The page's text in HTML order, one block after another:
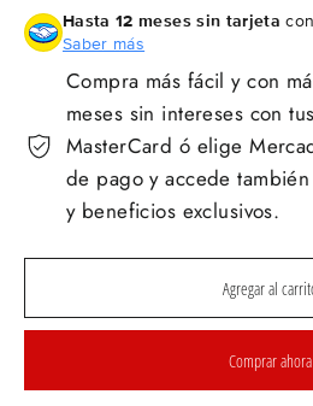
Hasta 12 meses sin tarjeta
Saber más
Compra más fácil y con
meses sin intereses con
MasterCard ó elige
de pago y accede
y beneficios exclusivos.
Agregar al
Comprar ahora